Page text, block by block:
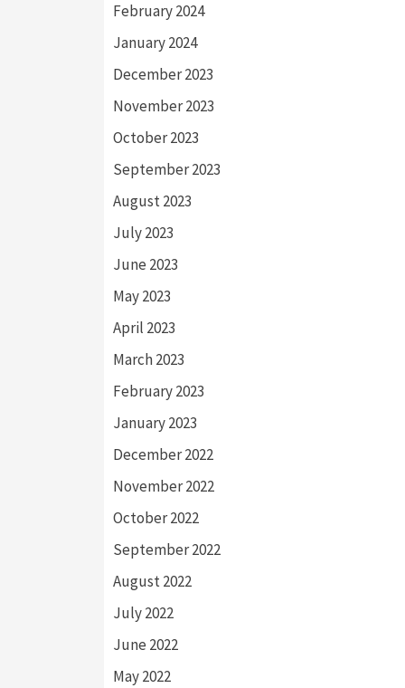
February 2024
January 2024
December 2023
November 2023
October 2023
September 2023
August 2023
July 2023
June 2023
May 2023
April 2023
March 2023
February 2023
January 2023
December 2022
November 2022
October 2022
September 2022
August 2022
July 2022
June 2022
May 2022